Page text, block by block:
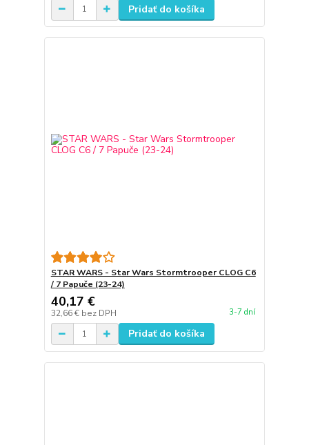
Pridať do košíka
STAR WARS - Star Wars Stormtrooper CLOG C6
/ 7 Papuče (23-24)
40,17 €
32,66 € bez DPH 3-7 dní
Pridať do košíka